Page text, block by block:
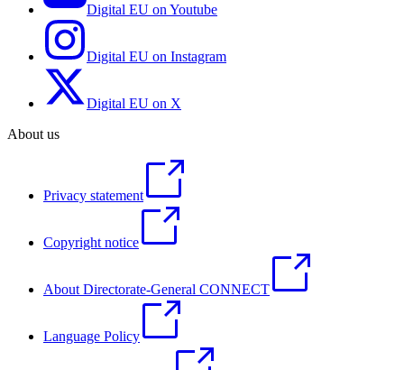
Digital EU on Youtube
Digital EU on Instagram
Digital EU on X
About us
Privacy statement
Copyright notice
About Directorate-General CONNECT
Language Policy